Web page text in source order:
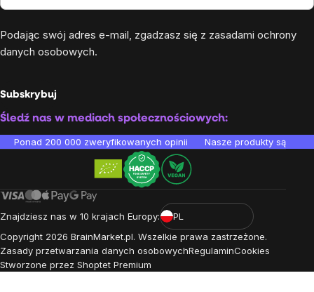
Podając swój adres e-mail, zgadzasz się z zasadami ochrony
danych osobowych.
Subskrybuj
Śledź nas w mediach społecznościowych:
Ponad 200 000 zweryfikowanych opinii Nasze produkty są
Znajdziesz nas w 10 krajach Europy:
PL
Copyright 2026 BrainMarket.pl. Wszelkie prawa zastrzeżone.
Zasady przetwarzania danych osobowychRegulaminCookies
Stworzone przez Shoptet Premium